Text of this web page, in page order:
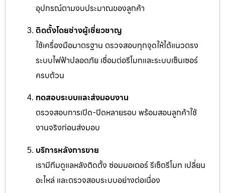
อุปกรณ์ตามงบประมาณของลูกค้า
ติดตั้งโดยช่างผู้เชี่ยวชาญ
ใช้เครื่องมือมาตรฐาน ตรวจสอบทุกจุดให้ได้แนวตรง
ระบบไฟฟ้าปลอดภัย เชื่อมต่อรีโมทและระบบเซ็นเซอร์
ครบถ้วน
ทดสอบระบบและส่งมอบงาน
ตรวจสอบการเปิด-ปิดหลายรอบ พร้อมสอนลูกค้าใช้
งานจริงก่อนส่งมอบ
บริการหลังการขาย
เรามีทีมดูแลหลังติดตั้ง ซ่อมมอเตอร์ รีเซ็ตรีโมท เปลี่ยน
อะไหล่ และตรวจสอบระบบอย่างต่อเนื่อง